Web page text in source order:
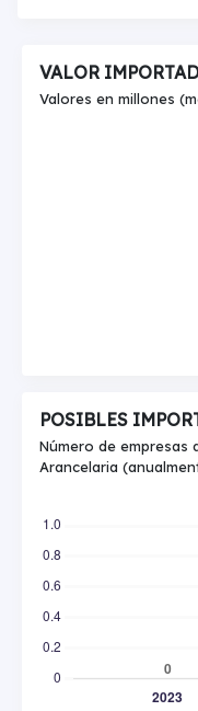
VALOR
Valores en millones
POSIBLES
Número de empresas
Arancelaria